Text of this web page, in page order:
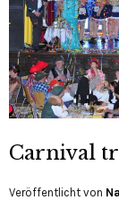
Carnival
Veröffentlicht von